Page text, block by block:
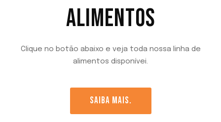
ALIMENTOS
Clique no botão abaixo e veja toda nossa linha de
alimentos disponívei.
SAIBA MAIS.